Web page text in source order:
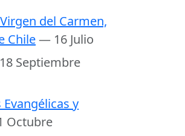
del Carmen,
Chile— 16 Julio
Septiembre
y
Octubre